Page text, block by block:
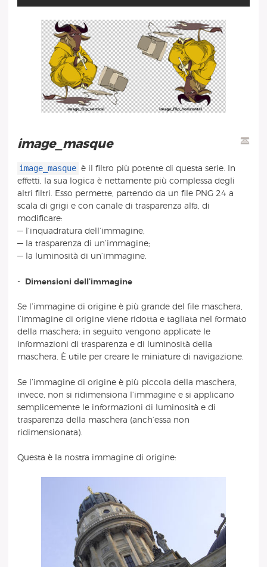
image_masque
image_masque è il filtro più potente di questa serie. In
effetti, la sua logica è nettamente più complessa degli
altri filtri. Esso permette, partendo da un file PNG 24 a
scala di grigi e con canale di trasparenza alfa, di
modificare:
— l’inquadratura dell’immagine;
— la trasparenza di un’immagine;
— la luminosità di un’immagine.
- Dimensioni dell’immagine
Se l’immagine di origine è più grande del file maschera,
l’immagine di origine viene ridotta e tagliata nel formato
della maschera; in seguito vengono applicate le
informazioni di trasparenza e di luminosità della
maschera. È utile per creare le miniature di navigazione.
Se l’immagine di origine è più piccola della maschera,
invece, non si ridimensiona l’immagine e si applicano
semplicemente le informazioni di luminosità e di
trasparenza della maschera (anch’essa non
ridimensionata).
Questa è la nostra immagine di origine: